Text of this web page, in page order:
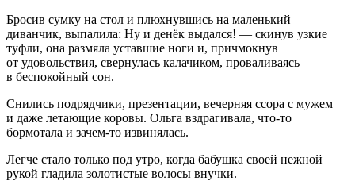
Бросив сумку на стол и плюхнувшись на маленький
диванчик, выпалила: Ну и денёк выдался! — скинув узкие
туфли, она размяла уставшие ноги и, причмокнув
от удовольствия, свернулась калачиком, проваливаясь
в беспокойный сон.
Снились подрядчики, презентации, вечерняя ссора с мужем
и даже летающие коровы. Ольга вздрагивала, что-то
бормотала и зачем-то извинялась.
Легче стало только под утро, когда бабушка своей нежной
рукой гладила золотистые волосы внучки.